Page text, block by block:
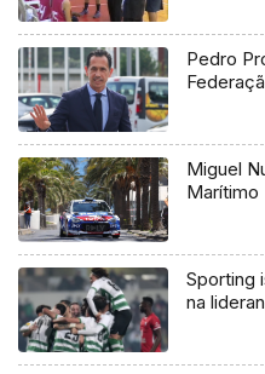
Pedro
Miguel
Marítimo
Sporting
na